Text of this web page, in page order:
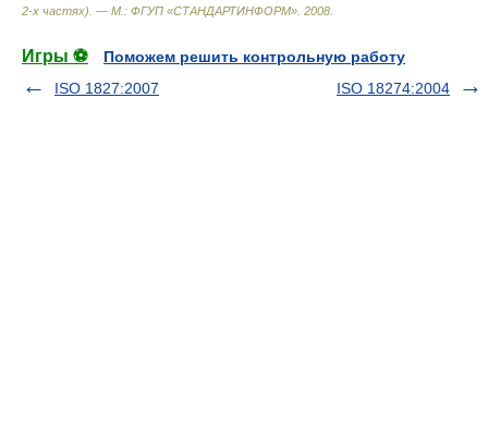
2-х частях). — М.: ФГУП «СТАНДАРТИНФОРМ» 2008
Игры ⚽
Поможем решить контрольную работу
ISO 1827:2007
ISO 18274:2004